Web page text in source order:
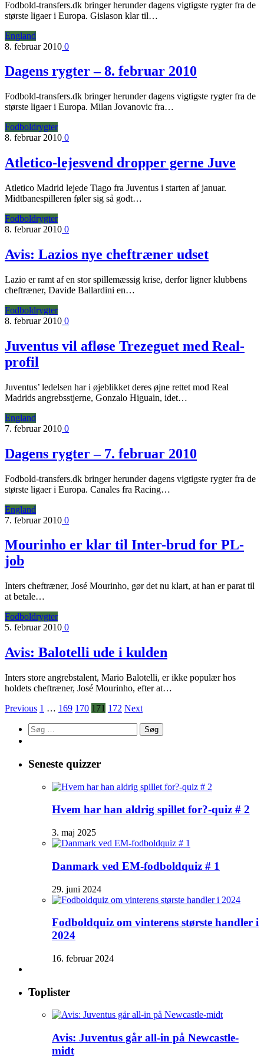
Fodbold-transfers.dk bringer herunder dagens vigtigste rygter fra de
største ligaer i Europa. Gislason klar til…
England
8. februar 2010 0
Dagens rygter – 8. februar 2010
Fodbold-transfers.dk bringer herunder dagens vigtigste rygter fra de
største ligaer i Europa. Milan Jovanovic fra…
Fodboldrygter
8. februar 2010 0
Atletico-lejesvend dropper gerne Juve
Atletico Madrid lejede Tiago fra Juventus i starten af januar.
Midtbanespilleren føler sig så godt…
Fodboldrygter
8. februar 2010 0
Avis: Lazios nye cheftræner udset
Lazio er ramt af en stor spillemæssig krise, derfor ligner klubbens
cheftræner, Davide Ballardini en…
Fodboldrygter
8. februar 2010 0
Juventus vil afløse Trezeguet med Real-
profil
Juventus’ ledelsen har i øjeblikket deres øjne rettet mod Real
Madrids angrebsstjerne, Gonzalo Higuain, idet…
England
7. februar 2010 0
Dagens rygter – 7. februar 2010
Fodbold-transfers.dk bringer herunder dagens vigtigste rygter fra de
største ligaer i Europa. Canales fra Racing…
England
7. februar 2010 0
Mourinho er klar til Inter-brud for PL-
job
Inters cheftræner, José Mourinho, gør det nu klart, at han er parat til
at betale…
Fodboldrygter
5. februar 2010 0
Avis: Balotelli ude i kulden
Inters store angrebstalent, Mario Balotelli, er ikke populær hos
holdets cheftræner, José Mourinho, efter at…
Previous 1 … 169 170 171 172 Next
Søg
efter:
Seneste quizzer
Hvem har han aldrig spillet for?-quiz # 2
3. maj 2025
Danmark ved EM-fodboldquiz # 1
29. juni 2024
Fodboldquiz om vinterens største handler i
2024
16. februar 2024
Toplister
Avis: Juventus går all-in på Newcastle-
midt